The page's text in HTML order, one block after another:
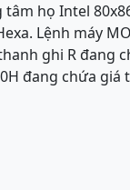
họ Intel
Lệnh máy
ghi R đang
đang chứa giá